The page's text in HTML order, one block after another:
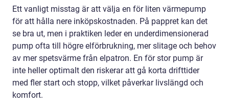
Ett vanligt misstag är att välja en för liten värmepump
för att hålla nere inköpskostnaden. På pappret kan det
se bra ut, men i praktiken leder en underdimensionerad
pump ofta till högre elförbrukning, mer slitage och behov
av mer spetsvärme från elpatron. En för stor pump är
inte heller optimalt den riskerar att gå korta drifttider
med fler start och stopp, vilket påverkar livslängd och
komfort.